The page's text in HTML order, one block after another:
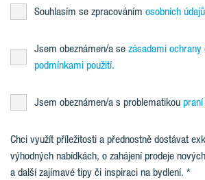
Souhlasím se zpracováním osobních údajů
Jsem obeznámen/a se zásadami ochrany
podmínkami použití.
Jsem obeznámen/a s problematikou
Chci využít příležitosti a přednostně dostávat
výhodných nabídkách, o zahájení prodeje
a další zajímavé tipy či inspiraci na bydlení.